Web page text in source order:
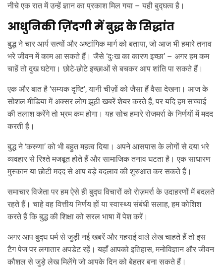
नीचे एक रात में उन्हें ज्ञान का प्रकाश मिल गया – यही बुद्घत्व है।
आधुनिकी ज़िंदगी में बुद्ध के सिद्धांत
बुद्ध ने चार आर्य सत्यों और अष्टांगिक मार्ग को बताया, जो आज भी हमारे तनाव
भरे जीवन में काम आ सकते हैं। जैसे ‘दुःख का कारण इच्छा’ – अगर हम कम
चाहें तो दुख घटेगा। छोटे-छोटे इच्छाओं से बचकर आप शांति पा सकते हैं।
एक और बात है ‘सम्यक दृष्टि’, यानी चीज़ों को जैसा हैं वैसा देखना। आज के
सोशल मीडिया में अक्सर लोग झूठी खबरें शेयर करते हैं, पर यदि हम सच्चाई
की तलाश करेंगे तो भ्रम कम होगा। यह सोच हमारे रोजमर्रा के निर्णयों में मदद
करती है।
बुद्ध ने ‘करुणा’ को भी बहुत महत्व दिया। अपने आसपास के लोगों से दया भरे
व्यवहार से रिश्ते मजबूत होते हैं और सामाजिक तनाव घटता है। एक साधारण
मुस्कान या छोटी मदद से आप बड़े बदलाव की शुरुआत कर सकते हैं।
समाचार विजेता पर हम ऐसे ही बुद्घ विचारों को रोज़मर्रा के उदाहरणों में बदलते
रहते हैं। चाहे वह वित्तीय निर्णय हों या स्वास्थ्य संबंधी सलाह, हम कोशिश
करते हैं कि बुद्ध की शिक्षा को सरल भाषा में पेश करें।
अगर आप बुद्घ धर्म से जुड़ी नई खबरें और गहराई वाले लेख चाहते हैं तो इस
टैग पेज पर लगातार अपडेट रहें। यहाँ आपको इतिहास, मनोविज्ञान और जीवन
कौशल से जुड़े लेख मिलेंगे जो आपके दिन को बेहतर बना सकते हैं।